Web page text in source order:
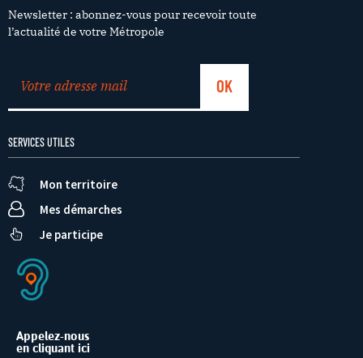
Newsletter : abonnez-vous pour recevoir toute
l’actualité de votre Métropole
SERVICES UTILES
Mon territoire
Mes démarches
Je participe
Appelez-nous
en cliquant ici